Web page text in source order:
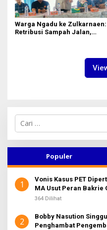
Warga Ngadu ke Zulkarnaen:
Retribusi Sampah Jalan,
C
i
n
u
k
Populer
1
Vonis Kasus PET
MA Usut Peran Bakrie
364 Dilihat
2
Bobby Nasution
Penghambat